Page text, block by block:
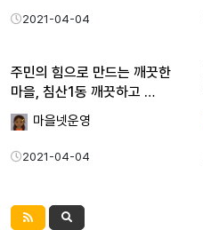
2021-04-04
주민의 힘으로 만드는 깨끗한
마을, 침산1동 깨끗하고 …
마을넷운영
2021-04-04